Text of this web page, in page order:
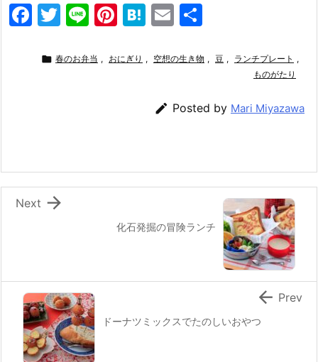
F
c
k
T
itt
Li
e
Pi
er
H
e
a
E
ai
 春のお弁当 , おにぎり , 空想の生き物 , 豆 , ランチプレート ,
ものがたり
 Posted by Mari Miyazawa
化石発掘の冒険ランチ

Next
ドーナツミックスでたのしいおやつ
 Prev